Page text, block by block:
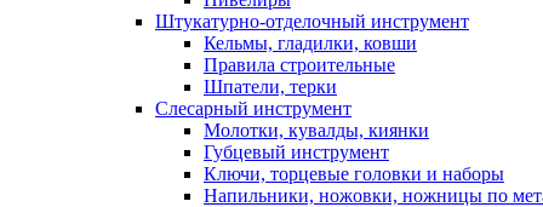
Штукатурно-отделочный инструмент
Кельмы, гладилки, ковши
Правила строительные
Шпатели, терки
Слесарный инструмент
Молотки, кувалды, киянки
Губцевый инструмент
Ключи, торцевые головки и наборы
Напильники, ножовки, ножницы по